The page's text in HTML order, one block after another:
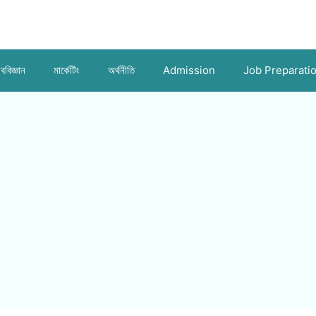
মার্কেটিং অর্থনীতি Admission Job